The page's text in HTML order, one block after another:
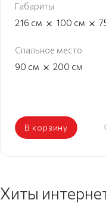
Габариты
216 см × 100 см ×
Спальное место
90 см × 200 см
В корзину
Хиты